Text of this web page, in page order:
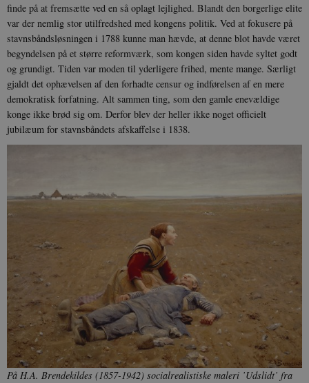
finde på at fremsætte ved en så oplagt lejlighed. Blandt den borgerlige elite
var der nemlig stor utilfredshed med kongens politik. Ved at fokusere på
stavnsbåndsløsningen i 1788 kunne man hævde, at denne blot havde været
begyndelsen på et større reformværk, som kongen siden havde syltet godt
og grundigt. Tiden var moden til yderligere frihed, mente mange. Særligt
gjaldt det ophævelsen af den forhadte censur og indførelsen af en mere
demokratisk forfatning. Alt sammen ting, som den gamle enevældige
konge ikke brød sig om. Derfor blev der heller ikke noget officielt
jubilæum for stavnsbåndets afskaffelse i 1838.
På H.A. Brendekildes (1857-1942) socialrealistiske maleri ’Udslidt’ fra